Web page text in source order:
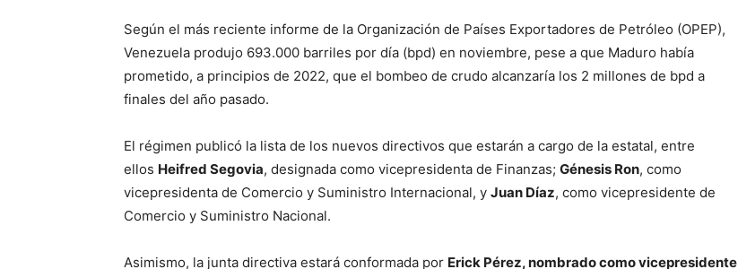
Según el más reciente informe de la Organización de Países Exportadores de Petróleo (OPEP),
Venezuela produjo 693.000 barriles por día (bpd) en noviembre, pese a que Maduro había
prometido, a principios de 2022, que el bombeo de crudo alcanzaría los 2 millones de bpd a
finales del año pasado.
El régimen publicó la lista de los nuevos directivos que estarán a cargo de la estatal, entre
ellos Heifred Segovia, designada como vicepresidenta de Finanzas; Génesis Ron, como
vicepresidenta de Comercio y Suministro Internacional, y Juan Díaz, como vicepresidente de
Comercio y Suministro Nacional.
Asimismo, la junta directiva estará conformada por Erick Pérez, nombrado como vicepresidente